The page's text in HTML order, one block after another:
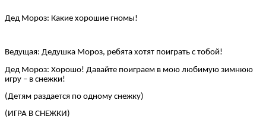
Дед Мороз: Какие хорошие гномы!
Ведущая: Дедушка Мороз, ребята хотят поиграть с тобой!
Дед Мороз: Хорошо! Давайте поиграем в мою любимую зимнюю
игру – в снежки!
(Детям раздается по одному снежку)
(ИГРА В СНЕЖКИ)